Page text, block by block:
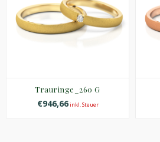
Trauringe_260 G
€946,66inkl. Steuer